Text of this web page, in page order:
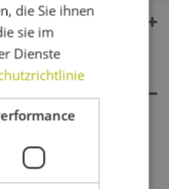
die Sie ihnen
sie im
Dienste